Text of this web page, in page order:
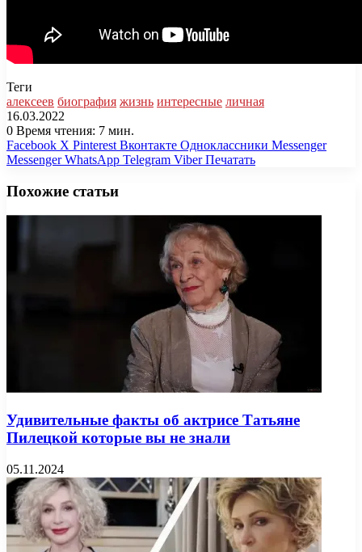
Теги
алексеев биография жизнь интересные личная
16.03.2022
0 Время чтения: 7 мин.
Facebook X Pinterest Вконтакте Одноклассники Messenger
Messenger WhatsApp Telegram Viber Печатать
Похожие статьи
Удивительные факты об актрисе Татьяне
Пилецкой которые вы не знали
05.11.2024